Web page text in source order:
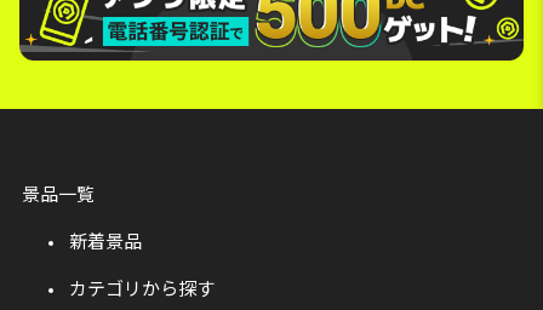
景品一覧
新着景品
カテゴリから探す